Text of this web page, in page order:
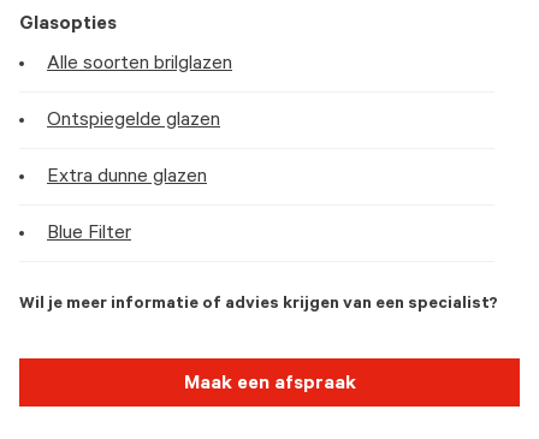
Glasopties
Alle soorten brilglazen
Ontspiegelde glazen
Extra dunne glazen
Blue Filter
Wil je meer informatie of advies krijgen van een specialist?
Maak een afspraak